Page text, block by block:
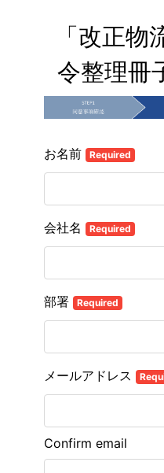
「改正物
令整理冊
お名前 Required
会社名 Required
部署 Required
メールアドレス
Confirm email